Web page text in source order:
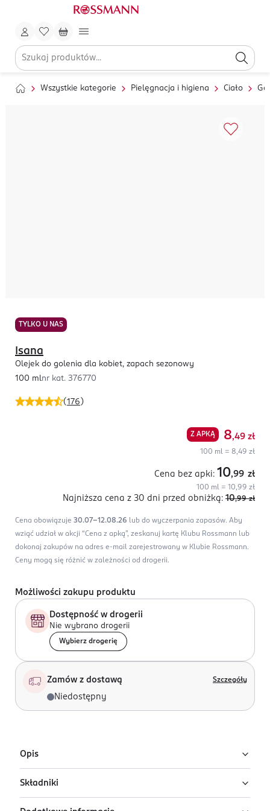
Wszystkie kategorie Pielęgnacja i higiena Ciało
TYLKO U NAS
(176 )
Isana
Olejek do golenia dla kobiet, zapach sezonowy
100 mlnr kat. 376770
Z APKĄ 8,49 zł
100 ml = 8,49 zł
Cena bez apki: 10,99 zł
100 ml = 10,99 zł
Najniższa cena z 30 dni przed obniżką: 10,99 zł
Cena obowiązuje 30.07-12.08.26 lub do wyczerpania zapasów. Aby
wziąć udział w akcji “Cena z apką”, zeskanuj kartę Klubu Rossmann lub
dokonaj zakupów na adres e-mail zarejestrowany w Klubie Rossmann.
Ceny mogą się różnić w zależności od drogerii.
Możliwości zakupu produktu
Dostępność w drogerii
Nie wybrano drogerii
Wybierz drogerię
Zamów z dostawą Szczegóły
Niedostępny
Opis
Uwaga: wysyłamy losowy wariant!
Składniki